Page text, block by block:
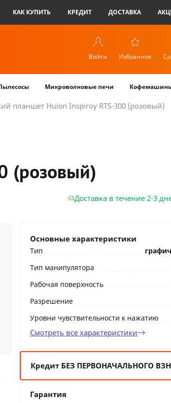
КАК КУПИТЬ КРЕДИТ ДОСТАВКА
Войти
Избранное
Микроволновые печи
планшет Huion Inspiroy RTS-300 (розовый)
(розовый)
Доставка в течение 2-3
Основные характеристики
Тип
Тип манипулятора
Рабочая поверхность
Разрешение
Уровни чувствительности к нажатию
Смотреть все характеристики
Кредит БЕЗ ПЕРВОНАЧАЛЬНОГО
12 мес:17 BYN/мес
Гарантия